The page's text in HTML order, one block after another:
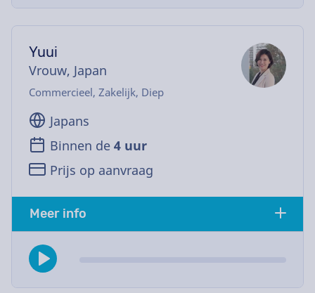
Yuui
Vrouw, Japan
Commercieel, Zakelijk, Diep
Japans
Binnen de 4 uur
Prijs op aanvraag
Meer info